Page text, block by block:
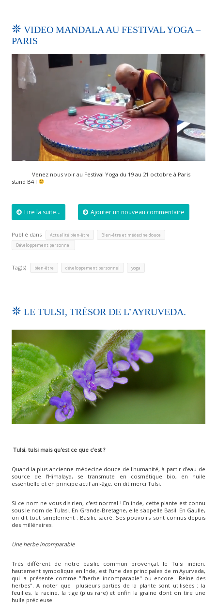
VIDEO MANDALA AU FESTIVAL YOGA –
PARIS
Venez nous voir au Festival Yoga du 19 au 21 octobre à Paris
stand B4 !
Lire la suite... Ajouter un nouveau commentaire
Publié dans Actualité bien-être Bien-être et médecine douce
Développement personnel
Tag(s) bien-être développement personnel yoga
LE TULSI, TRÉSOR DE L’AYRUVEDA.
Tulsi, tulsi mais qu'est ce que c'est ?
Quand la plus ancienne médecine douce de l'humanité, à partir d'eau de
source de l'Himalaya, se transmute en cosmétique bio, en huile
essentielle et en principe actif ani-âge, on dit merci Tulsi.
Si ce nom ne vous dis rien, c'est normal ! En inde, cette plante est connu
sous le nom de Tulasi. En Grande-Bretagne, elle s'appelle Basil. En Gaulle,
on dit tout simplement : Basilic sacré. Ses pouvoirs sont connus depuis
des millénaires.
Une herbe incomparable
Très différent de notre basilic commun provençal, le Tulsi indien,
hautement symbolique en Inde, est l'une des principales de m'Ayurveda,
qui la présente comme "l'herbe incomparable" ou encore "Reine des
herbes". A noter que plusieurs parties de la plante sont utilisées : la
feuilles, la racine, la tige (plus rare) et enfin la graine dont on tire une
huile précieuse.